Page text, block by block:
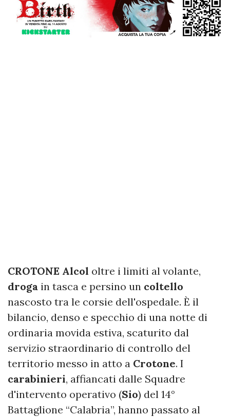
CROTONE Alcol oltre i limiti al volante,
droga in tasca e persino un coltello
nascosto tra le corsie dell'ospedale. È il
bilancio, denso e specchio di una notte di
ordinaria movida estiva, scaturito dal
servizio straordinario di controllo del
territorio messo in atto a Crotone. I
carabinieri, affiancati dalle Squadre
d'intervento operativo (Sio) del 14°
Battaglione “Calabria”, hanno passato al